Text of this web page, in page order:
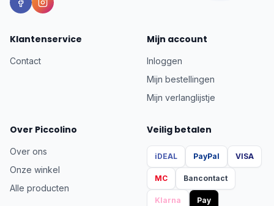
Klantenservice
Contact
Mijn account
Inloggen
Mijn bestellingen
Mijn verlanglijstje
Over Piccolino
Over ons
Onze winkel
Alle producten
Veilig betalen
iDEAL PayPal VISA
MC Bancontact
Klarna Pay